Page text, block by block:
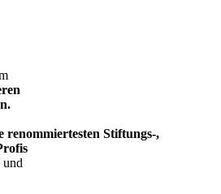
renommiertesten Stiftungs-,
und